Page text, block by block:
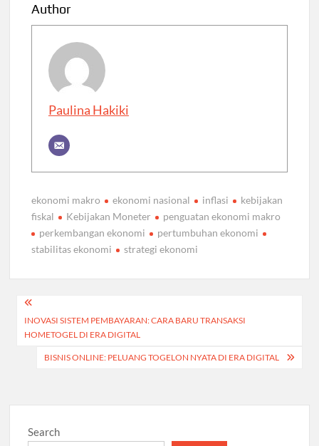
Author
Paulina Hakiki
ekonomi makro ekonomi nasional inflasi
kebijakan
fiskal
Kebijakan Moneter
penguatan ekonomi makro
perkembangan ekonomi
pertumbuhan ekonomi
stabilitas ekonomi
strategi ekonomi
Post
navigation
INOVASI SISTEM PEMBAYARAN: CARA BARU TRANSAKSI
HOMETOGEL DI ERA DIGITAL
BISNIS ONLINE: PELUANG TOGELON NYATA DI ERA DIGITAL
Search